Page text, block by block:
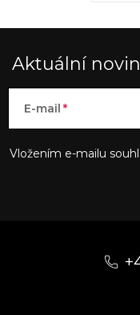
Aktuální
E-mail
Vložením e-mailu